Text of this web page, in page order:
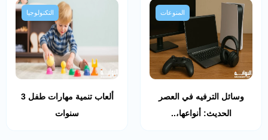
المنوعات
وسائل الترفيه في العصر
الحديث: أنواعها،..
التكنولوجيا
ألعاب تنمية مهارات طفل 3
سنوات